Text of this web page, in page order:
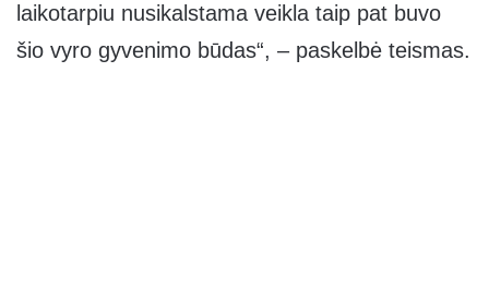
laikotarpiu nusikalstama veikla taip pat buvo
šio vyro gyvenimo būdas“, – paskelbė teismas.